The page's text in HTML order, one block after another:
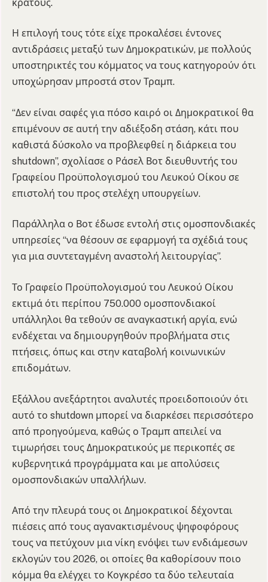
κράτους.
Η επιλογή τους τότε είχε προκαλέσει έντονες
αντιδράσεις μεταξύ των Δημοκρατικών, με πολλούς
υποστηρικτές του κόμματος να τους κατηγορούν ότι
υποχώρησαν μπροστά στον Τραμπ.
“Δεν είναι σαφές για πόσο καιρό οι Δημοκρατικοί θα
επιμένουν σε αυτή την αδιέξοδη στάση, κάτι που
καθιστά δύσκολο να προβλεφθεί η διάρκεια του
shutdown”, σχολίασε ο Ράσελ Βοτ διευθυντής του
Γραφείου Προϋπολογισμού του Λευκού Οίκου σε
επιστολή του προς στελέχη υπουργείων.
Παράλληλα ο Βοτ έδωσε εντολή στις ομοσπονδιακές
υπηρεσίες “να θέσουν σε εφαρμογή τα σχέδιά τους
για μια συντεταγμένη αναστολή λειτουργίας”.
Το Γραφείο Προϋπολογισμού του Λευκού Οίκου
εκτιμά ότι περίπου 750.000 ομοσπονδιακοί
υπάλληλοι θα τεθούν σε αναγκαστική αργία, ενώ
ενδέχεται να δημιουργηθούν προβλήματα στις
πτήσεις, όπως και στην καταβολή κοινωνικών
επιδομάτων.
Εξάλλου ανεξάρτητοι αναλυτές προειδοποιούν ότι
αυτό το shutdown μπορεί να διαρκέσει περισσότερο
από προηγούμενα, καθώς ο Τραμπ απειλεί να
τιμωρήσει τους Δημοκρατικούς με περικοπές σε
κυβερνητικά προγράμματα και με απολύσεις
ομοσπονδιακών υπαλλήλων.
Από την πλευρά τους οι Δημοκρατικοί δέχονται
πιέσεις από τους αγανακτισμένους ψηφοφόρους
τους να πετύχουν μια νίκη ενόψει των ενδιάμεσων
εκλογών του 2026, οι οποίες θα καθορίσουν ποιο
κόμμα θα ελέγχει το Κογκρέσο τα δύο τελευταία